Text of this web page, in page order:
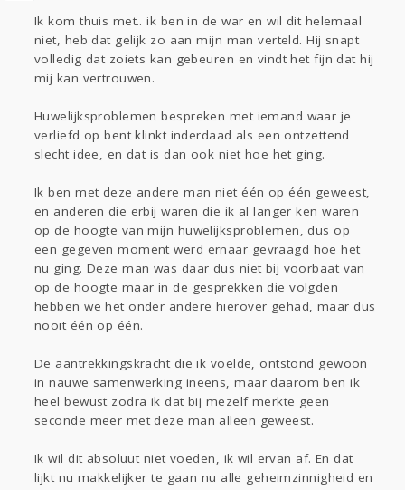
Ik kom thuis met.. ik ben in de war en wil dit helemaal
niet, heb dat gelijk zo aan mijn man verteld. Hij snapt
volledig dat zoiets kan gebeuren en vindt het fijn dat hij
mij kan vertrouwen.
Huwelijksproblemen bespreken met iemand waar je
verliefd op bent klinkt inderdaad als een ontzettend
slecht idee, en dat is dan ook niet hoe het ging.
Ik ben met deze andere man niet één op één geweest,
en anderen die erbij waren die ik al langer ken waren
op de hoogte van mijn huwelijksproblemen, dus op
een gegeven moment werd ernaar gevraagd hoe het
nu ging. Deze man was daar dus niet bij voorbaat van
op de hoogte maar in de gesprekken die volgden
hebben we het onder andere hierover gehad, maar dus
nooit één op één.
De aantrekkingskracht die ik voelde, ontstond gewoon
in nauwe samenwerking ineens, maar daarom ben ik
heel bewust zodra ik dat bij mezelf merkte geen
seconde meer met deze man alleen geweest.
Ik wil dit absoluut niet voeden, ik wil ervan af. En dat
lijkt nu makkelijker te gaan nu alle geheimzinnigheid en